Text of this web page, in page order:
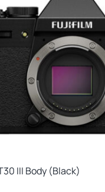
III Body (Black)